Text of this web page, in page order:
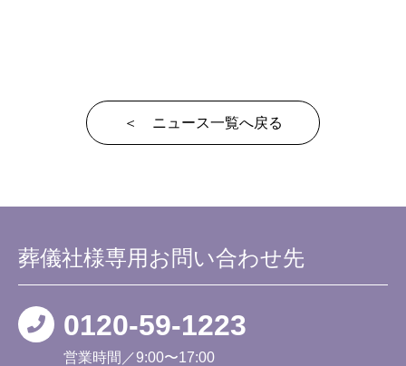
＜ ニュース一覧へ戻る
葬儀社様専用お問い合わせ先
0120-59-1223
営業時間／9:00〜17:00